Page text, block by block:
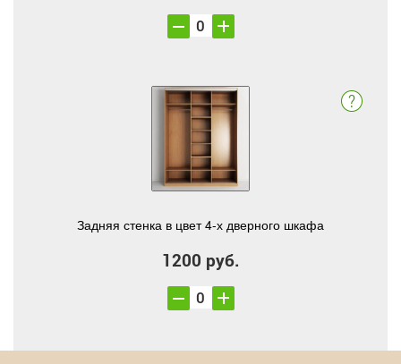
Задняя стенка в цвет 4-х дверного шкафа
1200 руб.